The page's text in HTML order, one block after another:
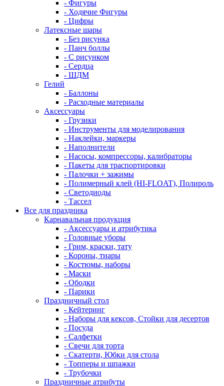
- Фигуры
- Ходячие Фигуры
- Цифры
Латексные шары
- Без рисунка
- Панч боллы
- С рисунком
- Сердца
- ШДМ
Гелий
- Баллоны
- Расходные материалы
Аксессуары
- Грузики
- Инструменты для моделирования
- Наклейки, маркеры
- Наполнители
- Насосы, компрессоры, калибраторы
- Пакеты для траспортировки
- Палочки + зажимы
- Полимерный клей (HI-FLOAT), Полироль
- Светодиоды
- Тассел
Все для праздника
Карнавальная продукция
- Аксессуары и атрибутика
- Головные уборы
- Грим, краски, тату
- Короны, тиары
- Костюмы, наборы
- Маски
- Ободки
- Парики
Праздничный стол
- Кейтеринг
- Наборы для кексов, Стойки для десертов
- Посуда
- Салфетки
- Свечи для торта
- Скатерти, Юбки для стола
- Топперы и шпажки
- Трубочки
Праздничные атрибуты